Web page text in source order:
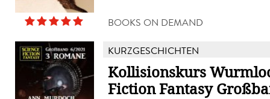
BOOKS ON DEMAND
KURZGESCHICHTEN
Kollisionskurs
Fiction Fantasy